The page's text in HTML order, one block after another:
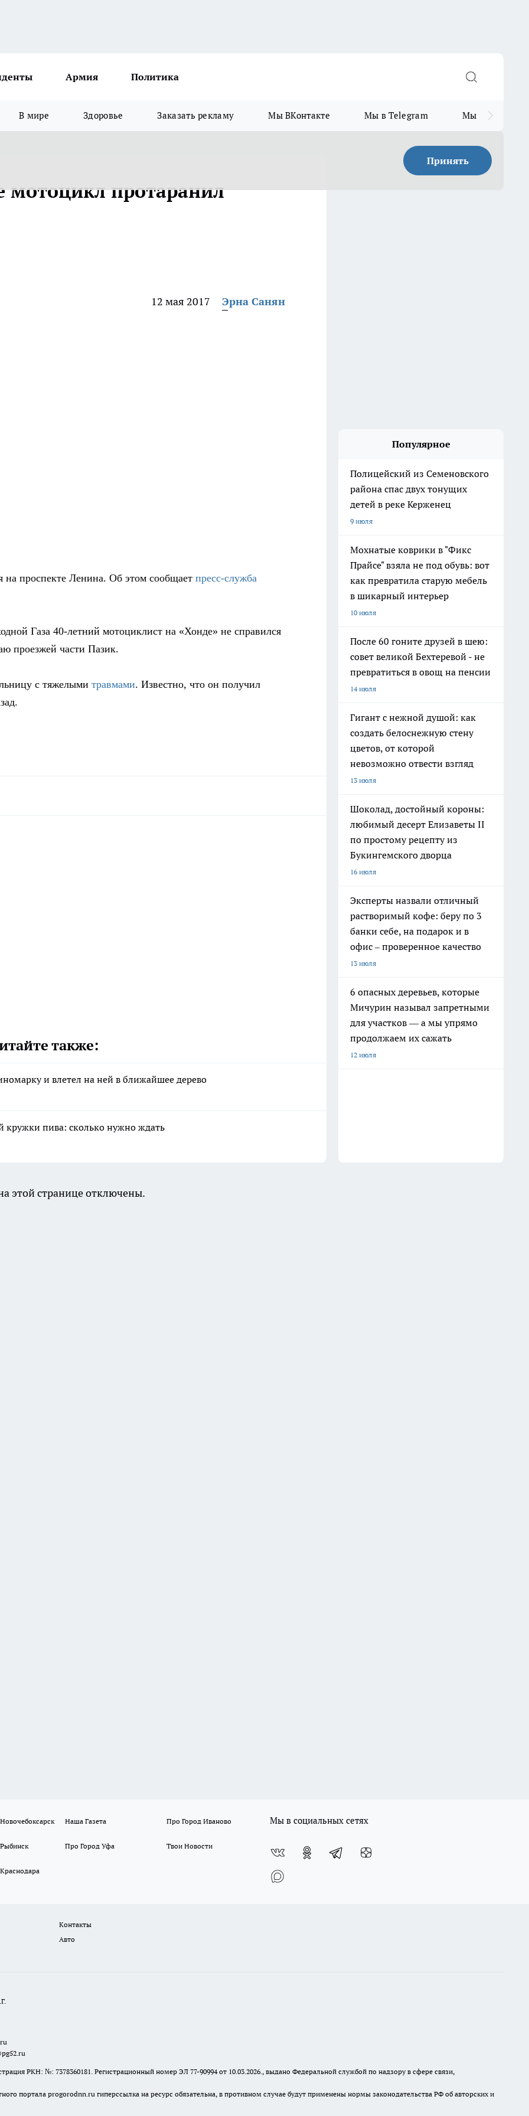
Армия Политика
В мире Здоровье Заказать рекламу Мы ВКонтакте Мы в Telegram Мы в MAX
Принять
протаранил
12 мая 2017 Эрна Санян
проспекте Ленина. Об этом сообщает пресс-служба
Газа 40-летний мотоциклист на «Хонде» не справился
проезжей части Пазик.
с тяжелыми травмами. Известно, что он получил
также:
и влетел на ней в ближайшее дерево
кружки пива: сколько нужно ждать
Популярное
Полицейский из Семеновского
района спас двух тонущих
детей в реке Керженец
9 июля
Мохнатые коврики в "Фикс
Прайсе" взяла не под обувь: вот
как превратила старую мебель
в шикарный интерьер
10 июля
После 60 гоните друзей в шею:
совет великой Бехтеревой - не
превратиться в овощ на пенсии
14 июля
Гигант с нежной душой: как
создать белоснежную стену
цветов, от которой
невозможно отвести взгляд
13 июля
Шоколад, достойный короны:
любимый десерт Елизаветы II
по простому рецепту из
Букингемского дворца
16 июля
Эксперты назвали отличный
растворимый кофе: беру по 3
банки себе, на подарок и в
офис – проверенное качество
13 июля
6 опасных деревьев, которые
Мичурин называл запретными
для участков — а мы упрямо
продолжаем их сажать
12 июля
этой странице отключены.
Наша Газета Про Город Иваново
Про Город Уфа Твои Новости
Мы в социальных сетях
Контакты
Авто
РКН: №: 7378360181. Регистрационный номер ЭЛ 77-90994 от 10.03.2026., выдано Федеральной службой по надзору в сфере связи,
портала progorodnn.ru гиперссылка на ресурс обязательна, в противном случае будут применены нормы законодательства РФ об авторских и